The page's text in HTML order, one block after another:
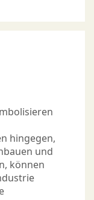
hingegen,
und
können